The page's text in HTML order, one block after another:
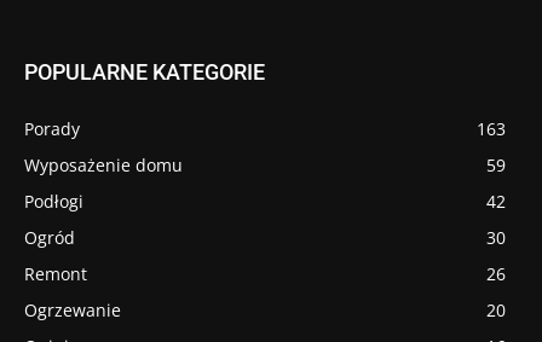
POPULARNE KATEGORIE
Porady
163
Wyposażenie domu
59
Podłogi
42
Ogród
30
Remont
26
Ogrzewanie
20